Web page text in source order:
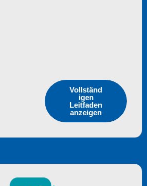
Vollständ
igen
Leitfaden
anzeigen